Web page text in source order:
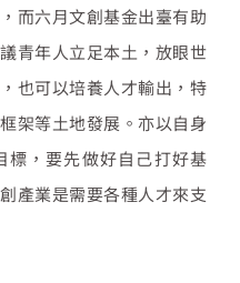
而六月文創基金出臺有助
青年人立足本土，放眼世
也可以培養人才輸出，特
架等土地發展。亦以自身
標，要先做好自己打好基
產業是需要各種人才來支